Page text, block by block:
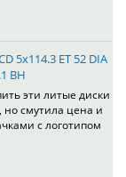
5x114.3 ET 52 DIA
BH
эти литые диски
но смутила цена и
с логотипом